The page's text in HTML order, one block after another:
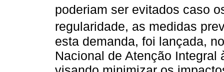
poderiam ser evitados caso
regularidade, as medidas
esta demanda, foi lançada,
Nacional de Atenção Integral